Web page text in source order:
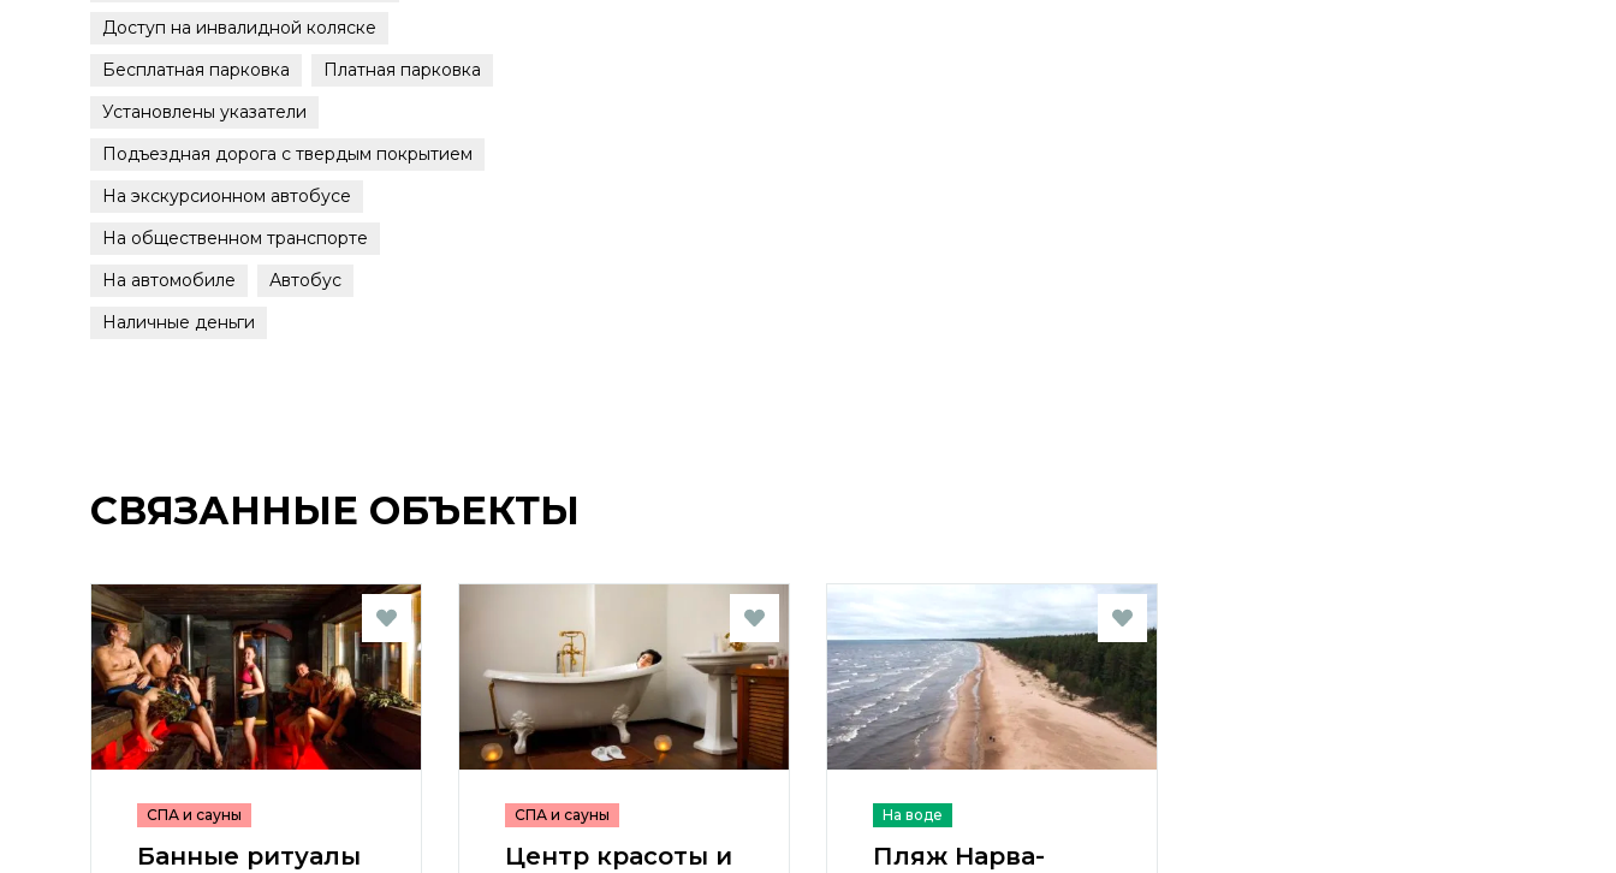
Доступ на инвалидной коляске
Бесплатная парковка
Платная парковка
Установлены указатели
Подъездная дорога с твердым покрытием
На экскурсионном автобусе
На общественном транспорте
На автомобиле
Автобус
Наличные деньги
СВЯЗАННЫЕ ОБЪЕКТЫ
СПА и сауны
Банные ритуалы
СПА и сауны
Центр красоты и
На воде
Пляж Нарва-